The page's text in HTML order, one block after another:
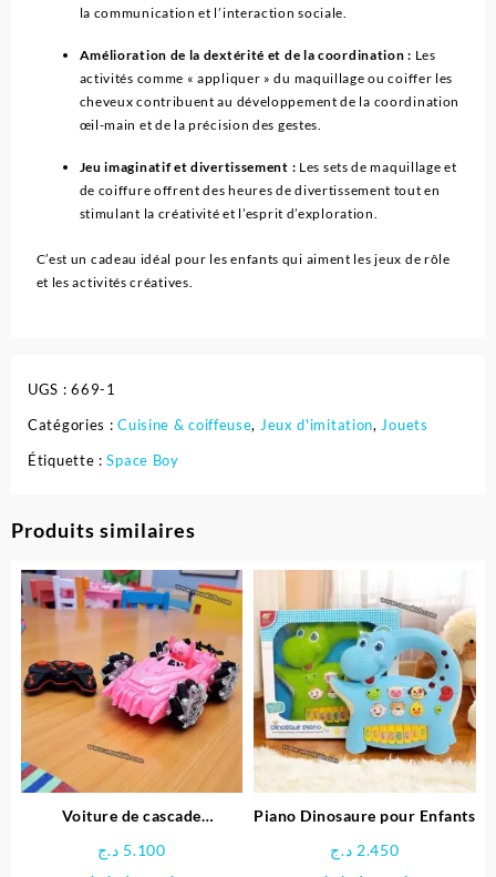
la communication et l’interaction sociale.
Amélioration de la dextérité et de la coordination : Les
activités comme « appliquer » du maquillage ou coiffer les
cheveux contribuent au développement de la coordination
œil-main et de la précision des gestes.
Jeu imaginatif et divertissement : Les sets de maquillage et
de coiffure offrent des heures de divertissement tout en
stimulant la créativité et l’esprit d’exploration.
C’est un cadeau idéal pour les enfants qui aiment les jeux de rôle
et les activités créatives.
UGS :669-1
Catégories :Cuisine & coiffeuse, Jeux d'imitation, Jouets
Étiquette :Space Boy
Produits similaires
Voiture de cascade
5.100 د.ج
Piano Dinosaure pour Enfants
2.450 د.ج